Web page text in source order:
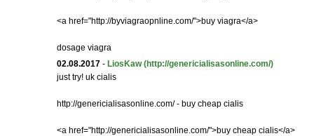
<a href="http://byviagraopnline.com/">buy viagra</a>
dosage viagra
02.08.2017 - LiosKaw (http://genericialisasonline.com/)
just try! uk cialis
http://genericialisasonline.com/ - buy cheap cialis
<a href="http://genericialisasonline.com/">buy cheap cialis</a>